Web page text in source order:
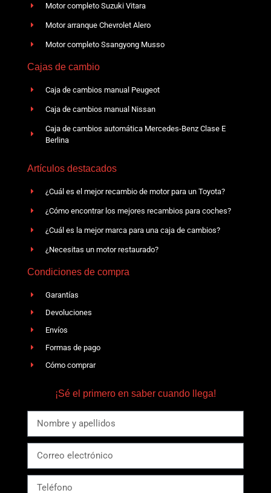
Motor completo Suzuki Vitara
Motor arranque Chevrolet Alero
Motor completo Ssangyong Musso
Cajas de cambio
Caja de cambios manual Peugeot
Caja de cambios manual Nissan
Caja de cambios automática Mercedes-Benz Clase E
Berlina
Artículos destacados
¿Cuál es el mejor recambio de motor para un Toyota?
¿Cómo encontrar los mejores recambios para coches?
¿Cuál es la mejor marca para una caja de cambios?
¿Necesitas un motor restaurado?
Condiciones de compra
Garantías
Devoluciones
Envíos
Formas de pago
Cómo comprar
¡Sé el primero en saber cuando llega!